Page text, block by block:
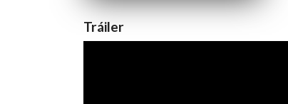
Tráiler